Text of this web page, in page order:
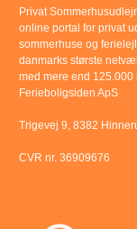
Privat
online portal for privat
sommerhuse og
danmarks største
med mere end 125.000
Ferieboligsiden ApS
Trigevej 9, 8382
CVR nr. 36909676